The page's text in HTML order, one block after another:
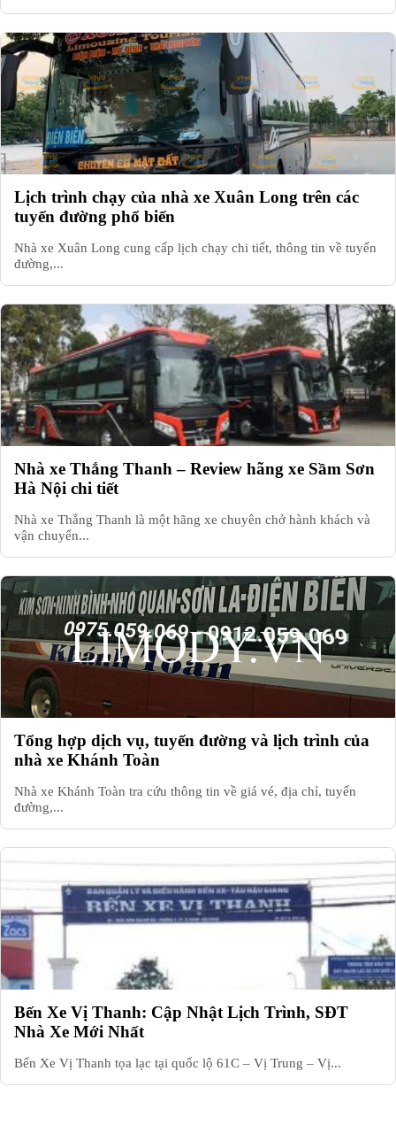
Lịch trình chạy của nhà xe Xuân Long trên các
tuyến đường phổ biến
Nhà xe Xuân Long cung cấp lịch chạy chi tiết, thông tin về tuyến
đường,...
Nhà xe Thắng Thanh – Review hãng xe Sầm Sơn
Hà Nội chi tiết
Nhà xe Thắng Thanh là một hãng xe chuyên chở hành khách và
vận chuyển...
Tổng hợp dịch vụ, tuyến đường và lịch trình của
nhà xe Khánh Toàn
Nhà xe Khánh Toàn tra cứu thông tin về giá vé, địa chỉ, tuyến
đường,...
Bến Xe Vị Thanh: Cập Nhật Lịch Trình, SĐT
Nhà Xe Mới Nhất
Bến Xe Vị Thanh tọa lạc tại quốc lộ 61C – Vị Trung – Vị...